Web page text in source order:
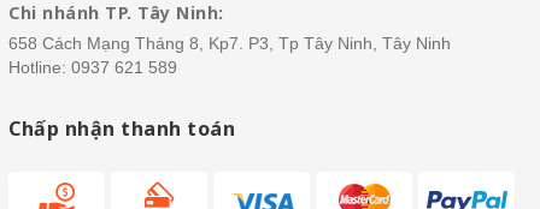
Chi nhánh TP. Tây Ninh:
658 Cách Mạng Tháng 8, Kp7. P3, Tp Tây Ninh, Tây Ninh
Hotline: 0937 621 589
Chấp nhận thanh toán